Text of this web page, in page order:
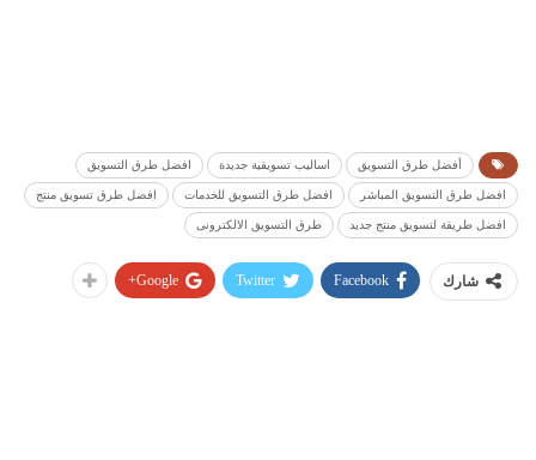
أفضل طرق التسويق اساليب تسويقية جديدة افضل طرق التسويق
افضل طرق التسويق المباشر افضل طرق التسويق للخدمات افضل طرق تسويق منتج
افضل طريقة لتسويق منتج جديد طرق التسويق الالكترونى
شارك Facebook
Twitter
Google+